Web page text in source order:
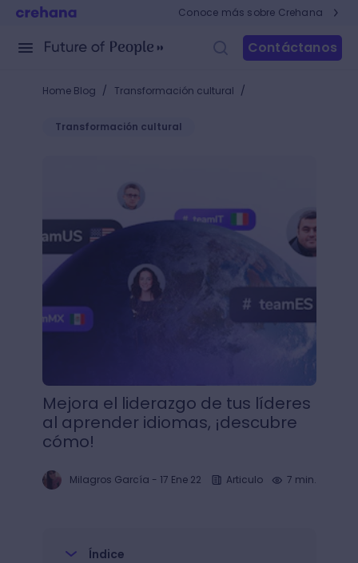
Conoce más sobre Crehana
Contáctanos
Home Blog / Transformación cultural /
Transformación cultural
Mejora el liderazgo de tus líderes
al aprender idiomas, ¡descubre
cómo!
Milagros García - 17 Ene 22 Articulo 7 min.
Índice